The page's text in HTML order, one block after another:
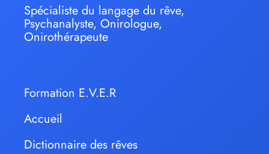
Spécialiste du langage du rêve,
Psychanalyste, Onirologue,
Onirothérapeute
Formation E.V.E.R
Accueil
Dictionnaire des rêves